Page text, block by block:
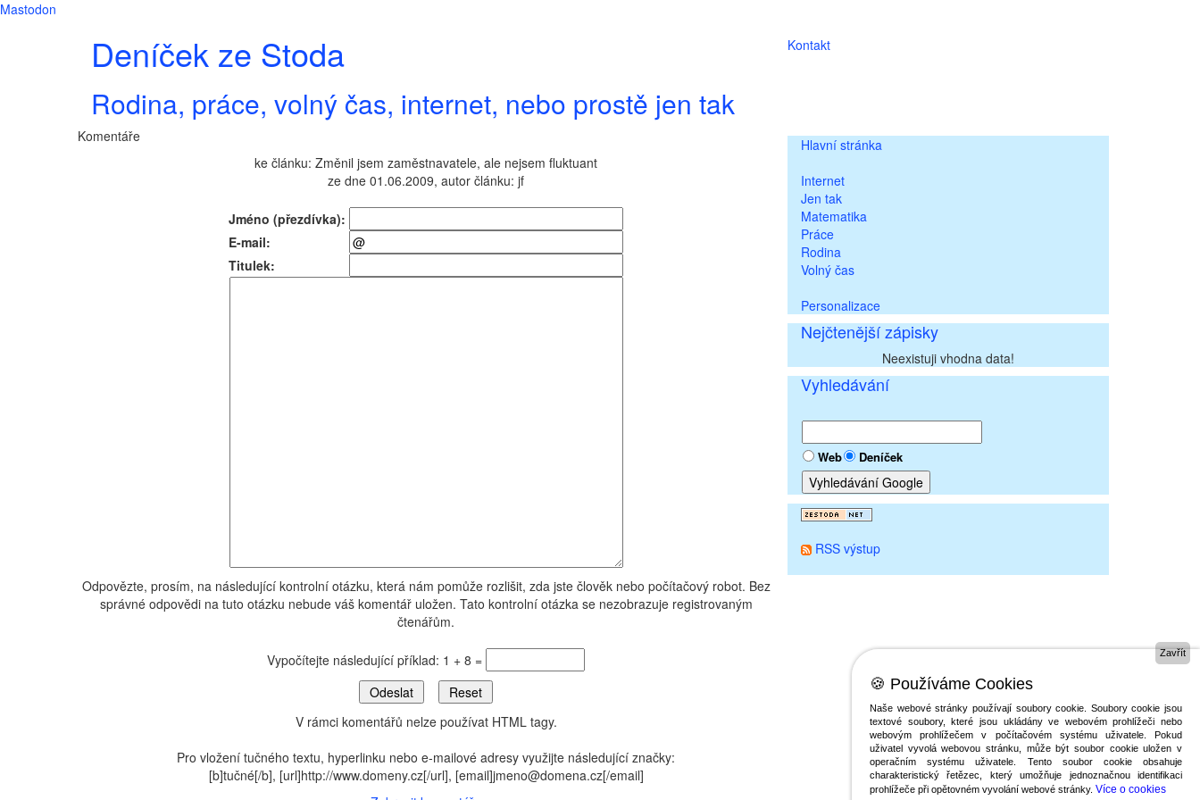
Mastodon
Deníček ze Stoda
Rodina, práce, volný čas, internet, nebo prostě jen tak
Kontakt
Komentáře
ke článku: Změnil jsem zaměstnavatele, ale nejsem fluktuant
ze dne 01.06.2009, autor článku: jf
Jméno (přezdívka):
E-mail:
Titulek:
Odpovězte, prosím, na následující kontrolní otázku, která nám pomůže rozlišit, zda jste člověk nebo počítačový robot. Bez
správné odpovědi na tuto otázku nebude váš komentář uložen. Tato kontrolní otázka se nezobrazuje registrovaným
čtenářům.
Vypočítejte následující příklad: 1 + 8 =
V rámci komentářů nelze používat HTML tagy.
Pro vložení tučného textu, hyperlinku nebo e-mailové adresy využijte následující značky:
[b]tučné[/b], [url]http://www.domeny.cz[/url], [email]jmeno@domena.cz[/email]
Hlavní stránka
Internet
Jen tak
Matematika
Práce
Rodina
Volný čas
Personalizace
Nejčtenější zápisky
Neexistuji vhodna data!
Vyhledávání
Web Deníček
RSS výstup
Zavřít
🍪 Používáme Cookies
Naše webové stránky používají soubory cookie. Soubory cookie jsou
textové soubory, které jsou ukládány ve webovém prohlížeči nebo
webovým prohlížečem v počítačovém systému uživatele. Pokud
uživatel vyvolá webovou stránku, může být soubor cookie uložen v
operačním systému uživatele. Tento soubor cookie obsahuje
charakteristický řetězec, který umožňuje jednoznačnou identifikaci
prohlížeče při opětovném vyvolání webové stránky. Více o cookies